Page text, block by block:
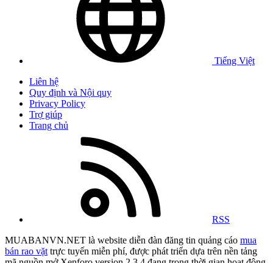
Tiếng Việt
Liên hệ
Quy định và Nội quy
Privacy Policy
Trợ giúp
Trang chủ
RSS
MUABANVN.NET là website diễn đàn đăng tin quảng cáo mua
bán rao vặt trực tuyến miễn phí, được phát triển dựa trên nền tảng